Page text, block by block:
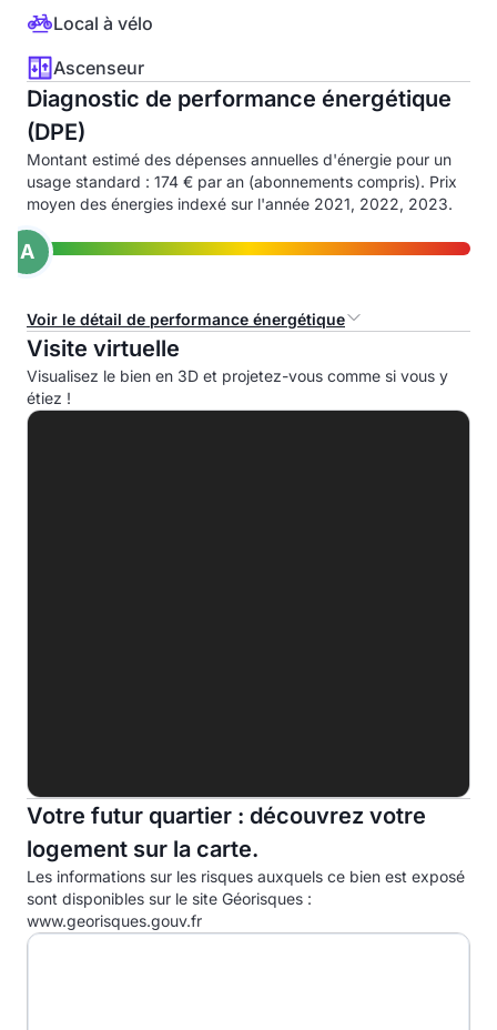
Local à vélo
Ascenseur
Diagnostic de performance énergétique
(DPE)
Montant estimé des dépenses annuelles d'énergie pour un
usage standard : 174 € par an (abonnements compris). Prix
moyen des énergies indexé sur l'année 2021, 2022, 2023.
A
Voir le détail de performance énergétique
Consommation d'énergie primaire (CEP)
A 75.0 kWhep/m².an
C
D
E
F
Visite virtuelle
Visualisez le bien en 3D et projetez-vous comme si vous y
étiez !
Votre futur quartier : découvrez votre
logement sur la carte.
Les informations sur les risques auxquels ce bien est exposé
sont disponibles sur le site Géorisques :
www.georisques.gouv.fr